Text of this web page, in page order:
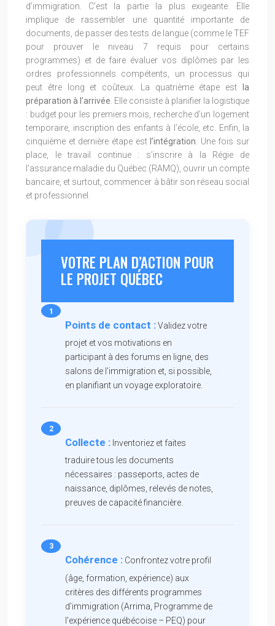
d’immigration. C’est la partie la plus exigeante. Elle
implique de rassembler une quantité importante de
documents, de passer des tests de langue (comme le TEF
pour prouver le niveau 7 requis pour certains
programmes) et de faire évaluer vos diplômes par les
ordres professionnels compétents, un processus qui
peut être long et coûteux. La quatrième étape est la
préparation à l’arrivée . Elle consiste à planifier la logistique
: budget pour les premiers mois, recherche d’un logement
temporaire, inscription des enfants à l’école, etc. Enfin, la
cinquième et dernière étape estl’intégration . Une fois sur
place, le travail continue : s’inscrire à la Régie de
l’assurance maladie du Québec (RAMQ), ouvrir un compte
bancaire, et surtout, commencer à bâtir son réseau social
et professionnel.
VOTRE PLAN D’ACTION POUR
LE PROJET QUÉBEC
Points de contact :Validez votre
projet et vos motivations en
participant à des forums en ligne, des
salons de l’immigration et, si possible,
en planifiant un voyage exploratoire.
Collecte : Inventoriez et faites
traduire tous les documents
nécessaires : passeports, actes de
naissance, diplômes, relevés de notes,
preuves de capacité financière.
Cohérence : Confrontez votre profil
(âge, formation, expérience) aux
critères des différents programmes
d’immigration (Arrima, Programme de
l’expérience québécoise – PEQ) pour